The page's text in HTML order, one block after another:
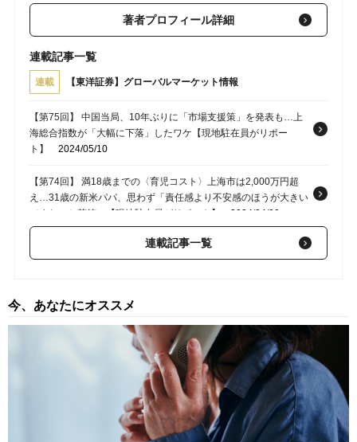
著者プロフィール詳細
連載記事一覧
連載 【東洋証券】グローバルマーケット情報
【第75回】 中国当局、10年ぶりに「市場支援策」を発表も…上
海総合指数が「大幅に下落」したワケ【現地駐在員がリポー
ト】
2024/05/10
【第74回】 満18歳までの〈育児コスト〉上海市は2,000万円超
え…31歳の新米パパ、思わず「責任感より不安感のほうが大きい
ですね」と苦笑い【現地駐在員がリポート】
2024/04/20
【第73回】 【中国】日中関係に“春”はくるのか…上海在住の現地
駐在員がリポート2024/03/16
メッセージ」…後日〈閲覧不可〉に【現地駐在員リポート】
2024/02/24
【第71回】 お目当てはコストコ？…香港の人が休日に中国へ“大
挙して押し寄せる”ワケ【現地駐在員が解説】2024/01/28
連載記事一覧
今、あなたにオススメ